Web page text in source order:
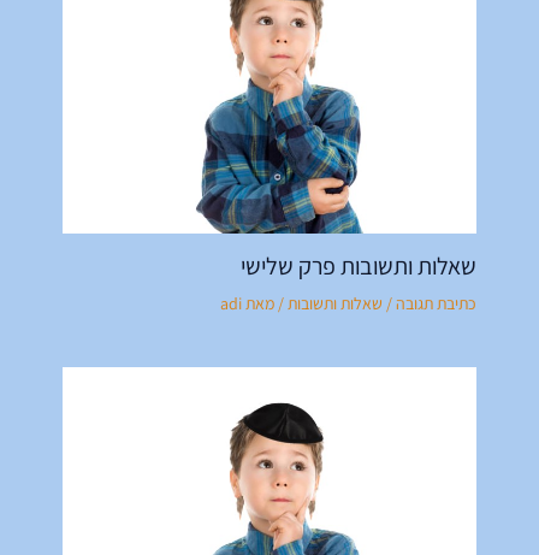
שאלות ותשובות פרק שלישי
כתיבת תגובה/ שאלות ותשובות/ מאתadi